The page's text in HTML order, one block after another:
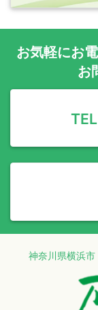
お気軽にお
お
TEL
神奈川県横浜